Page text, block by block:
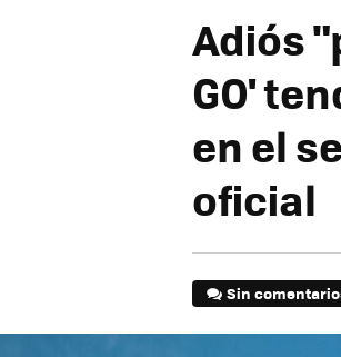
Adiós
GO'
en el
oficial
Sin